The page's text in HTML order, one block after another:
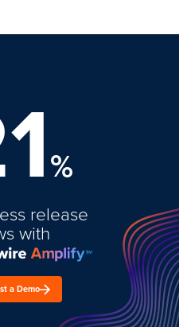
%
release
with
a Demo